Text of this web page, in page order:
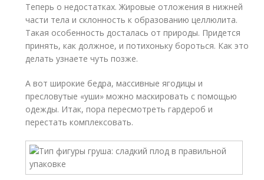
Теперь о недостатках. Жировые отложения в нижней
части тела и склонность к образованию целлюлита.
Такая особенность досталась от природы. Придется
принять, как должное, и потихоньку бороться. Как это
делать узнаете чуть позже.
А вот широкие бедра, массивные ягодицы и
пресловутые «уши» можно маскировать с помощью
одежды. Итак, пора пересмотреть гардероб и
перестать комплексовать.